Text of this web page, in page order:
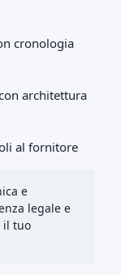
cronologia
architettura
al fornitore
e
legale e
il tuo